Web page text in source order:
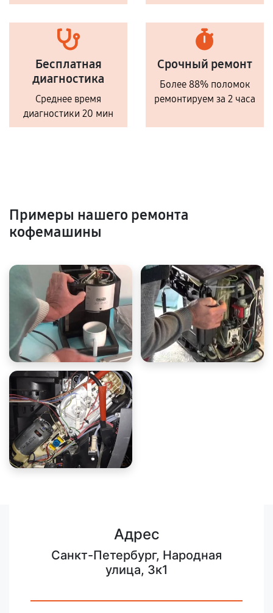
Бесплатная
диагностика
Среднее время
диагностики 20 мин
Срочный ремонт
Более 88% поломок
ремонтируем за 2 часа
Примеры нашего ремонта
кофемашины
Адрес
Санкт-Петербург, Народная
улица, 3к1